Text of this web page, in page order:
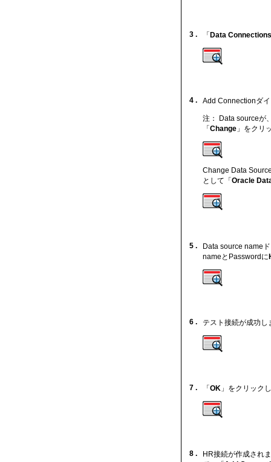
3 . 「 Data Connections
4 . Add Connectionダ
注： Data sourceが
「 Change 」をクリ
Change Data
として「 Oracle
5 .
Data source name
nameとPasswordに
6 . テスト接続が成功し
7 . 「 OK 」をクリック
8 .
HR接続が作成され